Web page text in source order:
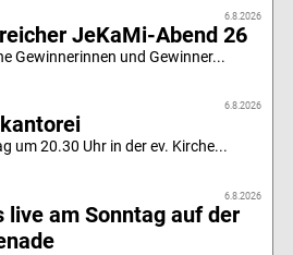
6.8.2026
JeKaMi-Abend 26
Gewinnerinnen und Gewinner...
6.8.2026
um 20.30 Uhr in der ev. Kirche...
6.8.2026
live am Sonntag auf der